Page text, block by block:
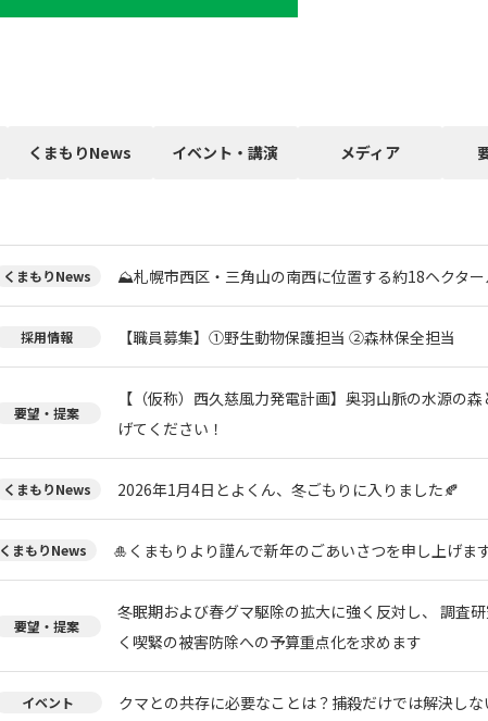
くまもりNews イベント・講演 メディア
くまもりNews ⛰️札幌市西区・三角山の南西に位置する約18ヘクタ
採用情報 【職員募集】①野生動物保護担当 ②森林保全担当
要望・提案
【（仮称）西久慈風力発電計画】奥羽山脈の水源の
げてください！
くまもりNews 2026年1月4日とよくん、冬ごもりに入りました🍂
くまもりNews 🎍くまもりより謹んで新年のごあいさつを申し上げま
要望・提案
冬眠期および春グマ駆除の拡大に強く反対し、 調査
く喫緊の被害防除への予算重点化を求めます
イベント クマとの共存に必要なことは？捕殺だけでは解決し